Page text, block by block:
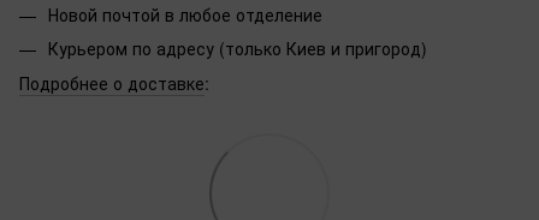
Новой почтой в любое отделение
Курьером по адресу (только Киев и пригород)
Подробнее о доставке: